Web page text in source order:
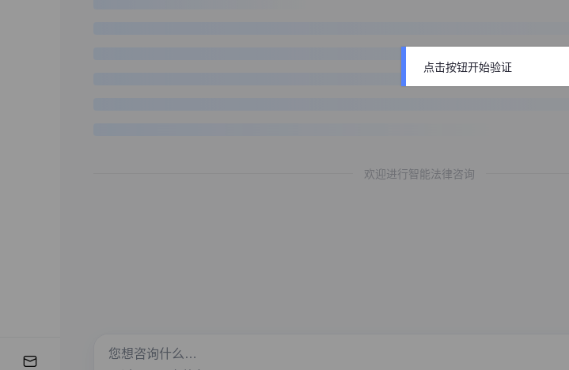
欢迎进行智能法律咨询
点击按钮开始验证